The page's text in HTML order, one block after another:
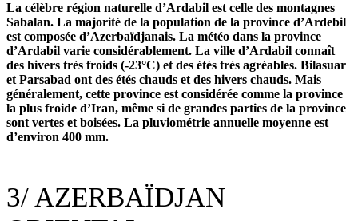
La célèbre région naturelle d’Ardabil est celle des montagnes
Sabalan. La majorité de la population de la province d’Ardebil
est composée d’Azerbaïdjanais. La météo dans la province
d’Ardabil varie considérablement. La ville d’Ardabil connaît
des hivers très froids (-23°C) et des étés très agréables. Bilasuar
et Parsabad ont des étés chauds et des hivers chauds. Mais
généralement, cette province est considérée comme la province
la plus froide d’Iran, même si de grandes parties de la province
sont vertes et boisées. La pluviométrie annuelle moyenne est
d’environ 400 mm.
3/AZERBAÏDJAN